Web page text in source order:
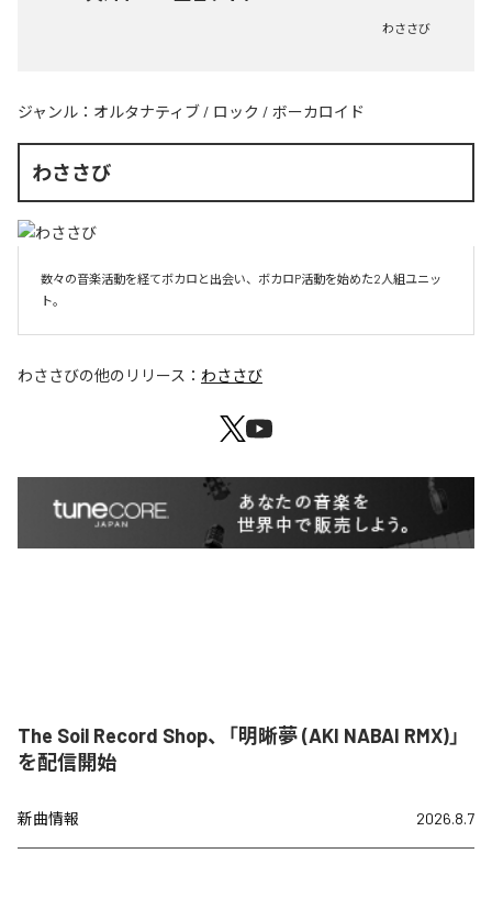
わささび
ジャンル： オルタナティブ / ロック / ボーカロイド
わささび
数々の音楽活動を経てボカロと出会い、ボカロP活動を始めた2人組ユニッ
ト。
わささびの他のリリース： わささび
The Soil Record Shop、「明晰夢 (AKI NABAI RMX)」
を配信開始
新曲情報 2026.8.7